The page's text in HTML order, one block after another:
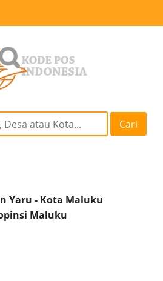
Cari
Yaru - Kota Maluku
Maluku